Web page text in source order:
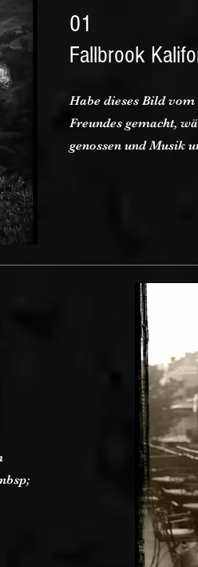
01
Fallbrook
Habe dieses Bild
Freundes gemacht,
genossen und Musik